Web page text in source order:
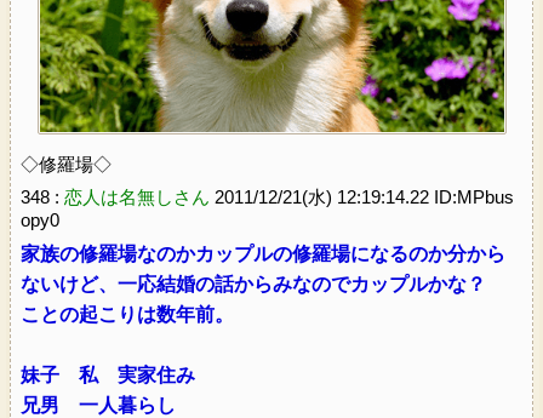
◇修羅場◇
348 : 恋人は名無しさん 2011/12/21(水) 12:19:14.22 ID:MPbus
opy0
家族の修羅場なのかカップルの修羅場になるのか分から
ないけど、一応結婚の話からみなのでカップルかな？
ことの起こりは数年前。
妹子 私 実家住み
兄男 一人暮らし